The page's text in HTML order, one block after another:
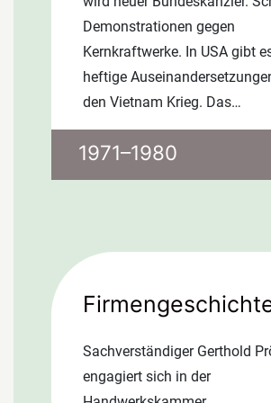
Demonstrationen gegen
Kernkraftwerke. In USA gibt
heftige
den Vietnam Krieg. Das…
Die Dollarschwäche
Weltwährungskrise. 1973
Baader-Meinhof-Gruppe wird
verhaftet. Der Terror geht
weiter. Arbeitgeberpräsident
Martin Schleyer wird 1977
und ermordet. Am 06.05.1974
1971–1980
Sachverständiger Gerthold
engagiert sich in der